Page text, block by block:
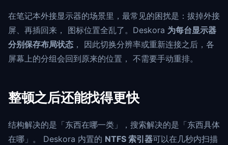
在笔记本外接显示器的场景里，最常见的困扰是：拔掉外接
屏、再插回来， 图标位置全乱了。Deskora 为每台显示器
分别保存布局状态 ， 因此切换分辨率或重新连接之后，各
屏幕上的分组会回到原来的位置， 不需要手动重排。
整顿之后还能找得更快
结构解决的是「东西在哪一类」，搜索解决的是「东西具体
在哪」。 Deskora 内置的 NTFS 索引器可以在几秒内扫描